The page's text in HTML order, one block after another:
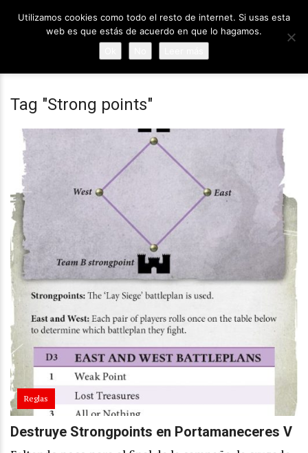
Tag "Strong points"
Reglas
Destruye Strongpoints en Portamaneceres V
Utilizamos cookies como todo el resto de internet. Si usas esta
web es que estás de acuerdo en que lo hagamos.